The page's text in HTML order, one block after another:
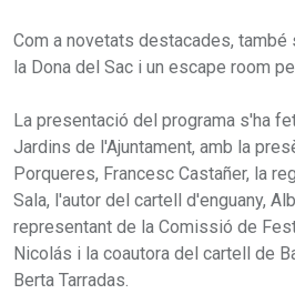
Com a novetats destacades,
la Dona del Sac i un escape room
La presentació del programa s'ha
Jardins de l'Ajuntament, amb la
Porqueres, Francesc Castañer, la
Sala, l'autor del cartell d'enguany,
representant de la Comissió de
Nicolás i la coautora del cartell de
Berta Tarradas.